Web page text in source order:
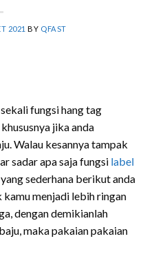
2021 BY QFAST
fungsi hang tag
jika anda
Walau kesannya tampak
sadar apa saja fungsi label
sederhana berikut anda
menjadi lebih ringan
dengan demikianlah
maka pakaian pakaian